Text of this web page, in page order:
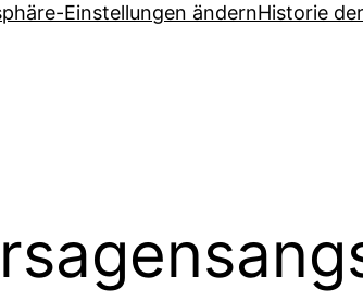
Einstellungen ändernHistorie